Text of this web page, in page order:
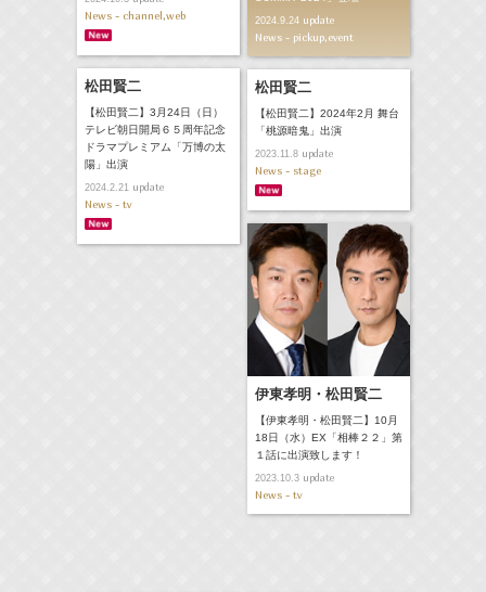
News - channel,web 2024.9.24update
News - pickup,event
松田賢二
【松田賢二】3月24日（日）
テレビ朝日開局６５周年記念
ドラマプレミアム「万博の太
陽」出演
2024.2.21update
News - tv
松田賢二
【松田賢二】2024年2月 舞台
「桃源暗鬼」出演
2023.11.8update
News - stage
伊東孝明・松田賢二
【伊東孝明・松田賢二】10月
18日（水）EX「相棒２２」第
１話に出演致します！
2023.10.3update
News - tv